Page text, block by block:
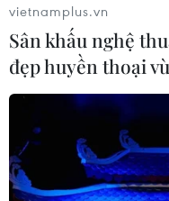
vietnamplus.vn
Sân khấu nghệ
đẹp huyền thoại